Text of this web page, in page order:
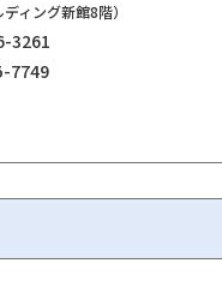
ィング新館8階）
3261
7749